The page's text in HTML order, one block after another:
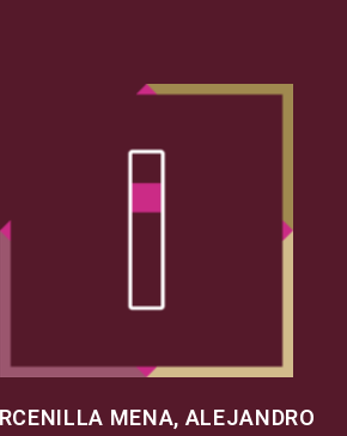
MENA, ALEJANDRO